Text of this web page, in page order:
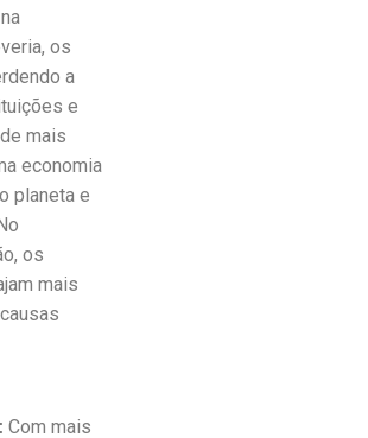
os
a
e
mais
economia
planeta e
os
mais
Com mais